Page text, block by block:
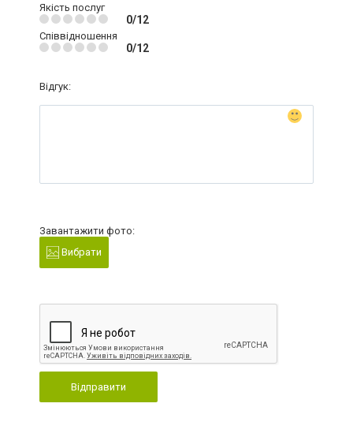
Якість послуг
0/12
Співвідношення
0/12
Відгук:
Завантажити фото:
Вибрати
Відправити